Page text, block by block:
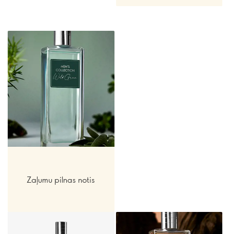
Zaļumu pilnas notis